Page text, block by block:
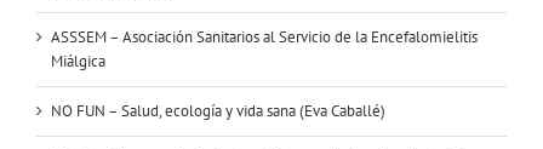
ASSSEM – Asociación Sanitarios al Servicio de la Encefalomielitis
Miálgica
NO FUN – Salud, ecología y vida sana (Eva Caballé)